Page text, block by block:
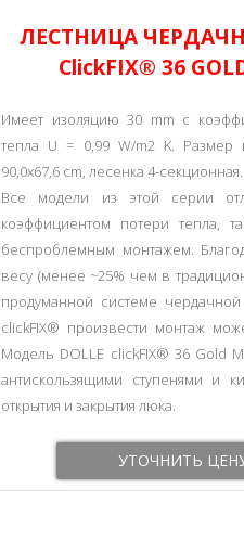
ЛЕСТНИЦА
СlickFIX® 36
Имеет изоляцию 30 mm c
тепла U = 0,99 W/m2 K. Размер
90,0x67,6 cm, лесенка 4-секционная.
Все модели из этой серии
коэффициентом потери тепла,
беспроблемным монтажем.
весу (менее ~25% чем в
продуманной системе
clickFIX® произвести монтаж
Модель DOLLE clickFIX® 36 Gold
антискользящими ступенями и
открытия и закрытия люка.
УТОЧНИТЬ